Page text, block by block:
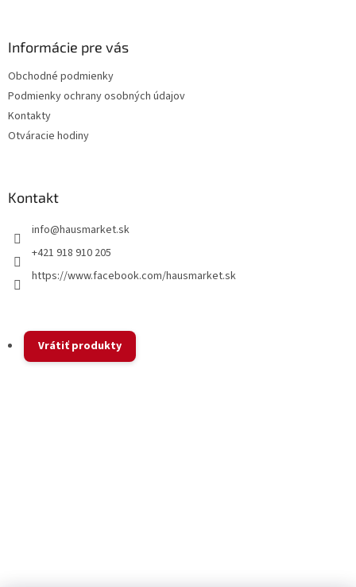
Informácie pre vás
Obchodné podmienky
Podmienky ochrany osobných údajov
Kontakty
Otváracie hodiny
Kontakt
info@hausmarket.sk
+421 918 910 205
https://www.facebook.com/hausmarket.sk
Vrátiť produkty